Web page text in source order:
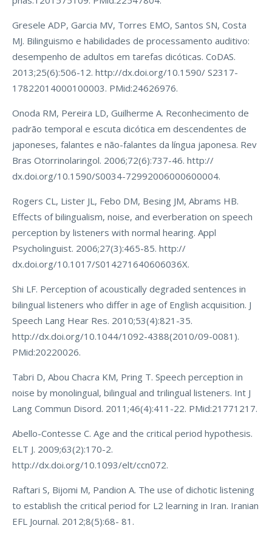
Gresele ADP, Garcia MV, Torres EMO, Santos SN, Costa
MJ. Bilinguismo e habilidades de processamento auditivo:
desempenho de adultos em tarefas dicóticas. CoDAS.
2013;25(6):506-12. http://dx.doi.org/10.1590/ S2317-
17822014000100003. PMid:24626976.
Onoda RM, Pereira LD, Guilherme A. Reconhecimento de
padrão temporal e escuta dicótica em descendentes de
japoneses, falantes e não-falantes da língua japonesa. Rev
Bras Otorrinolaringol. 2006;72(6):737-46. http://
dx.doi.org/10.1590/S0034-72992006000600004.
Rogers CL, Lister JL, Febo DM, Besing JM, Abrams HB.
Effects of bilingualism, noise, and everberation on speech
perception by listeners with normal hearing. Appl
Psycholinguist. 2006;27(3):465-85. http://
dx.doi.org/10.1017/S014271640606036X.
Shi LF. Perception of acoustically degraded sentences in
bilingual listeners who differ in age of English acquisition. J
Speech Lang Hear Res. 2010;53(4):821-35.
http://dx.doi.org/10.1044/1092-4388(2010/09-0081).
PMid:20220026.
Tabri D, Abou Chacra KM, Pring T. Speech perception in
noise by monolingual, bilingual and trilingual listeners. Int J
Lang Commun Disord. 2011;46(4):411-22. PMid:21771217.
Abello-Contesse C. Age and the critical period hypothesis.
ELT J. 2009;63(2):170-2.
http://dx.doi.org/10.1093/elt/ccn072.
Raftari S, Bijomi M, Pandion A. The use of dichotic listening
to establish the critical period for L2 learning in Iran. Iranian
EFL Journal. 2012;8(5):68- 81.